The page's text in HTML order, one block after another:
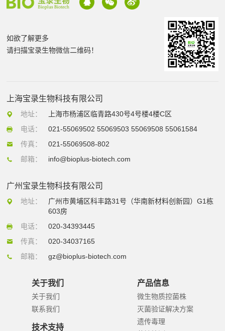
如欲了解更多
请扫描宝录生物微信二维码！
上海宝录生物科技有限公司
地址：
上海市杨浦区临青路430号4号楼4楼C区
电话：
021-55069502 55069503 55069508 55061584
传真：
021-55069508-802
邮箱：
info@bioplus-biotech.com
广州宝录生物科技有限公司
地址：
广州市黄埔区科丰路31号（华南新材料创新园）G1栋
603房
电话：
020-34393445
传真：
020-34037165
邮箱：
gz@bioplus-biotech.com
关于我们
关于我们
联系我们
技术支持
产品信息
微生物质控菌株
灭菌验证解决方案
遗传毒理